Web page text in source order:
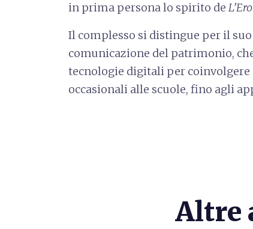
in prima persona lo spirito de
Il complesso si distingue per il suo
comunicazione del patrimonio,
tecnologie digitali per
occasionali alle scuole, fino agli
Altre